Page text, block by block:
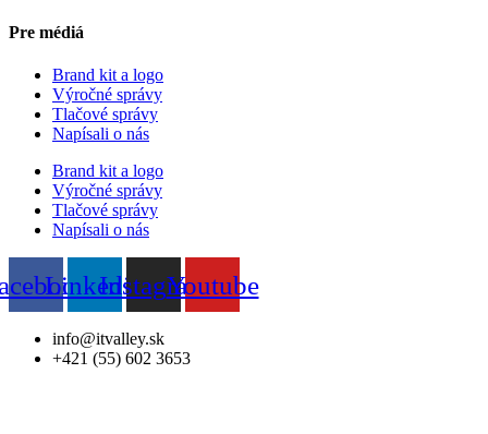
Pre médiá
Brand kit a logo
Výročné správy
Tlačové správy
Napísali o nás
Brand kit a logo
Výročné správy
Tlačové správy
Napísali o nás
LinkedinInstagramYoutube
info@itvalley.sk
+421 (55) 602 3653